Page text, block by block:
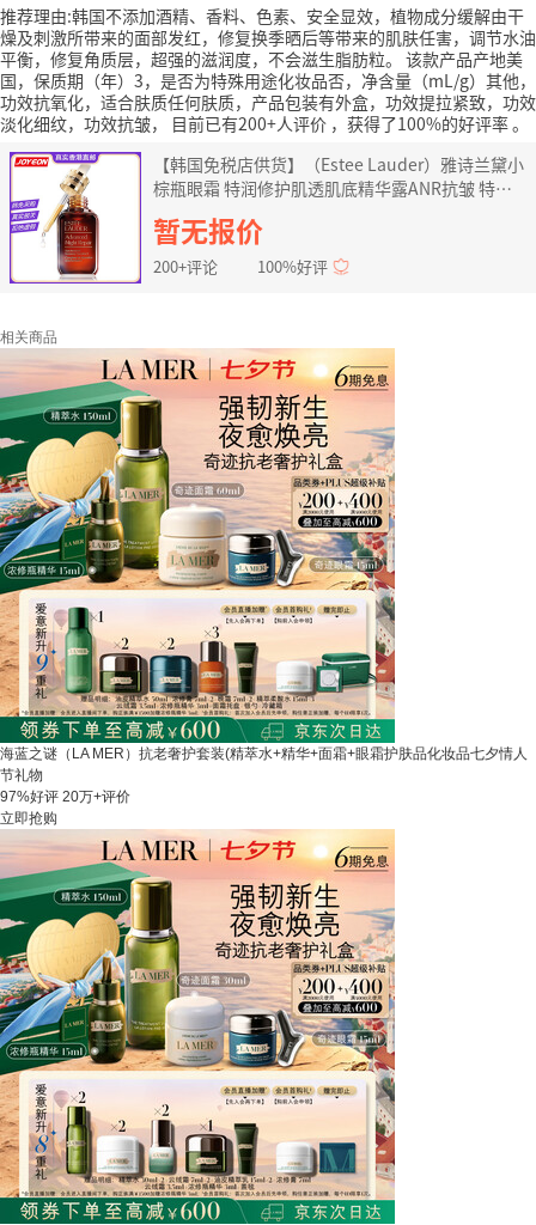
推荐理由:韩国不添加酒精、香料、色素、安全显效，植物成分缓解由干
燥及刺激所带来的面部发红，修复换季晒后等带来的肌肤任害，调节水油
平衡，修复角质层，超强的滋润度，不会滋生脂肪粒。 该款产品产地美
国，保质期（年）3，是否为特殊用途化妆品否，净含量（mL/g）其他，
功效抗氧化，适合肤质任何肤质，产品包装有外盒，功效提拉紧致，功效
淡化细纹，功效抗皱，
目前已有200+人评价 ，获得了100%的好评率。
【韩国免税店供货】（Estee Lauder）雅诗兰黛小
棕瓶眼霜 特润修护肌透肌底精华露ANR抗皱 特润
修护肌透精华露75ml
暂无报价
200+评论 100%好评
相关商品
海蓝之谜（LA MER）抗老奢护套装(精萃水+精华+面霜+眼霜护肤品化妆品七夕情人
节礼物
97%好评 20万+评价
立即抢购